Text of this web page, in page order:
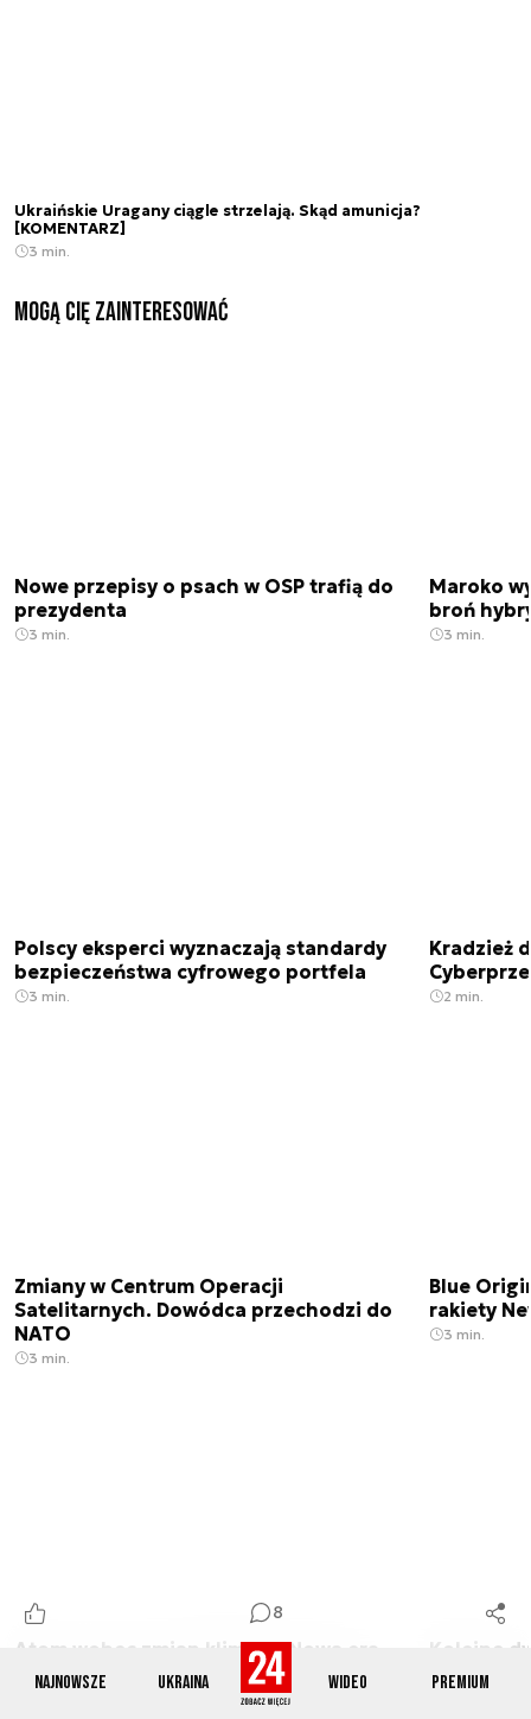
Najnowsze Ukraina Wideo Premium
8
Ukraińskie Uragany ciągle strzelają. Skąd amunicja?
[KOMENTARZ]
3 min.
Mogą Cię zainteresować
Nowe przepisy o psach w OSP trafią do
prezydenta
3 min.
Maroko
broń
3 min.
Polscy eksperci wyznaczają standardy
bezpieczeństwa cyfrowego portfela
3 min.
Kradzież
2 min.
Zmiany w Centrum Operacji
Satelitarnych. Dowódca przechodzi do
NATO
3 min.
Blue
rakiety
3 min.
Atom wobec zmian klimatu. Nowa era
projektowania elektrowni
Kolejne
przez
frontu